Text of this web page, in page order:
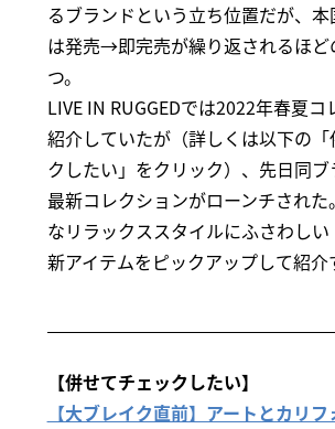
るブランドという立ち位置だが、
は発売→即完売が繰り返されるほど
つ。
LIVE IN RUGGEDでは2022年春夏コ
紹介していたが（詳しくは以下の「
クしたい」をクリック）、先日同
最新コレクションがローンチされ
なリラックススタイルにふさわしい
新アイテムをピックアップして紹介
【併せてチェックしたい】
【大ブレイク直前】アートとカリ